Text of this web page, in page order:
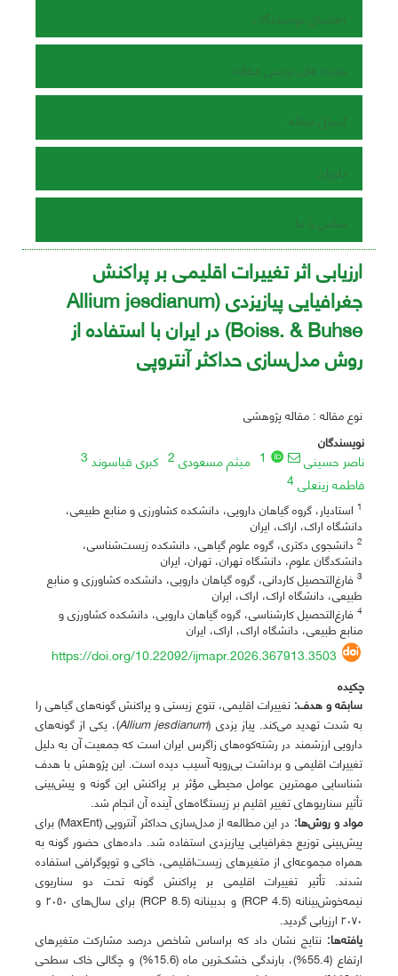
راهنمای نویسندگان
هزینه های بررسی مقاله
ارسال مقاله
داوران
تماس با ما
ارزیابی اثر تغییرات اقلیمی بر پراکنش
جغرافیایی پیازیزدی (Allium jesdianum
Boiss. & Buhse) در ایران با استفاده از
روش مدل‌سازی حداکثر آنتروپی
نوع مقاله : مقاله پژوهشی
نویسندگان
ناصر حسینی 1 میثم مسعودی 2 کبری قیاسوند 3
فاطمه زینعلی4
1 استادیار، گروه گیاهان دارویی، دانشکده کشاورزی و منابع طبیعی،
دانشگاه اراک، اراک، ایران
2 دانشجوی دکتری، گروه علوم گیاهی، دانشکده زیست‌شناسی،
دانشکدگان علوم، دانشگاه تهران، تهران، ایران
3 فارغ‌التحصیل کاردانی، گروه گیاهان دارویی، دانشکده کشاورزی و منابع
طبیعی، دانشگاه اراک، اراک، ایران
4 فارغ‌التحصیل کارشناسی، گروه گیاهان دارویی، دانشکده کشاورزی و
منابع طبیعی، دانشگاه اراک، اراک، ایران
https://doi.org/10.22092/ijmapr.2026.367913.3503
چکیده
سابقه و هدف: تغییرات اقلیمی، تنوع زیستی و پراکنش گونه‌های گیاهی را
به شدت تهدید می‌کند. پیاز یزدی (Allium jesdianum)، یکی از گونه‌های
دارویی ارزشمند در رشته‌کوه‌های زاگرس ایران است که جمعیت آن به دلیل
تغییرات اقلیمی و برداشت بی‌رویه آسیب دیده است. این پژوهش با هدف
شناسایی مهمترین عوامل محیطی مؤثر بر پراکنش این گونه و پیش‌بینی
تأثیر سناریوهای تغییر اقلیم بر زیستگاه‌های آینده آن انجام شد.
مواد و روش‌ها:
در این مطالعه از مدل‌سازی حداکثر آنتروپی (MaxEnt) برای
پیش‌بینی توزیع جغرافیایی پیازیزدی استفاده شد. داده‌های حضور گونه به
همراه مجموعه‌ای از متغیرهای زیست‌اقلیمی، خاکی و توپوگرافی استفاده
شدند. تأثیر تغییرات اقلیمی بر پراکنش گونه تحت دو سناریوی
نیمه‌خوش‌بینانه (RCP 4.5) و بدبینانه (RCP 8.5) برای سال‌های ۲۰۵۰ و
۲۰۷۰ ارزیابی گردید.
یافته‌ها: نتایج نشان داد که براساس شاخص درصد مشارکت متغیرهای
ارتفاع (55.4%)، بارندگی خشک‌ترین ماه (15.6%) و چگالی خاک سطحی